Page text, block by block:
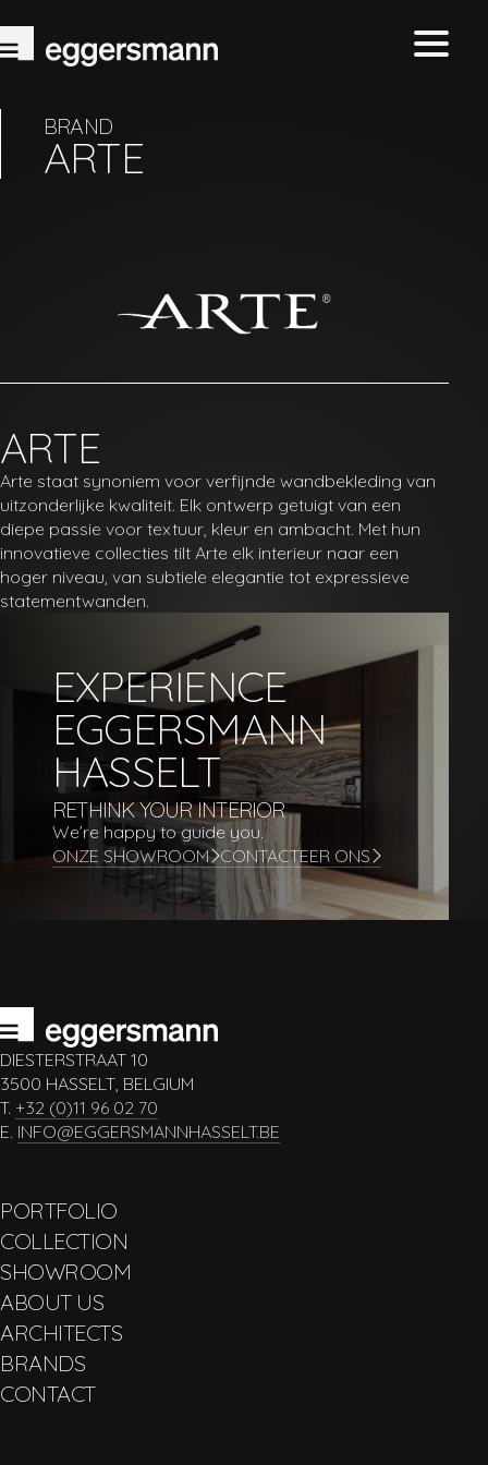
PORTFOLIO
COLLECTION
SHOWROOM
ABOUT US
ARCHITECTS
BRANDS
CONTACT
BRAND
ARTE
ARTE
Arte staat synoniem voor verfijnde wandbekleding van
uitzonderlijke kwaliteit. Elk ontwerp getuigt van een
diepe passie voor textuur, kleur en ambacht. Met hun
innovatieve collecties tilt Arte elk interieur naar een
hoger niveau, van subtiele elegantie tot expressieve
statementwanden.
EXPERIENCE
EGGERSMANN
HASSELT
RETHINK YOUR INTERIOR
We’re happy to guide you.
ONZE SHOWROOM CONTACTEER ONS
DIESTERSTRAAT 10
3500 HASSELT, BELGIUM
T. +32 (0)11 96 02 70
E. INFO@EGGERSMANNHASSELT.BE
PORTFOLIO
COLLECTION
SHOWROOM
ABOUT US
ARCHITECTS
BRANDS
CONTACT